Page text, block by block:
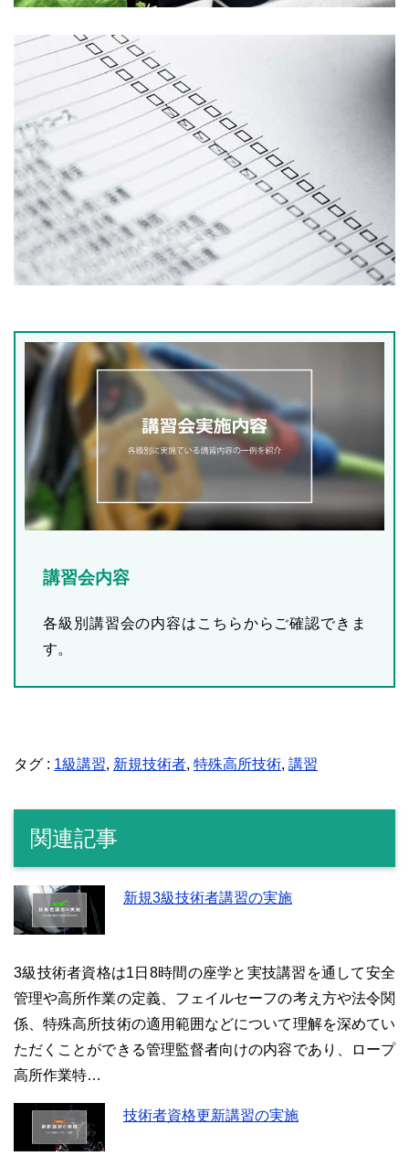
講習会内容
各級別講習会の内容はこちらからご確認できま
す。
タグ : 1級講習, 新規技術者, 特殊高所技術, 講習
関連記事
新規3級技術者講習の実施
3級技術者資格は1日8時間の座学と実技講習を通して安全
管理や高所作業の定義、フェイルセーフの考え方や法令関
係、特殊高所技術の適用範囲などについて理解を深めてい
ただくことができる管理監督者向けの内容であり、ロープ
高所作業特…
技術者資格更新講習の実施